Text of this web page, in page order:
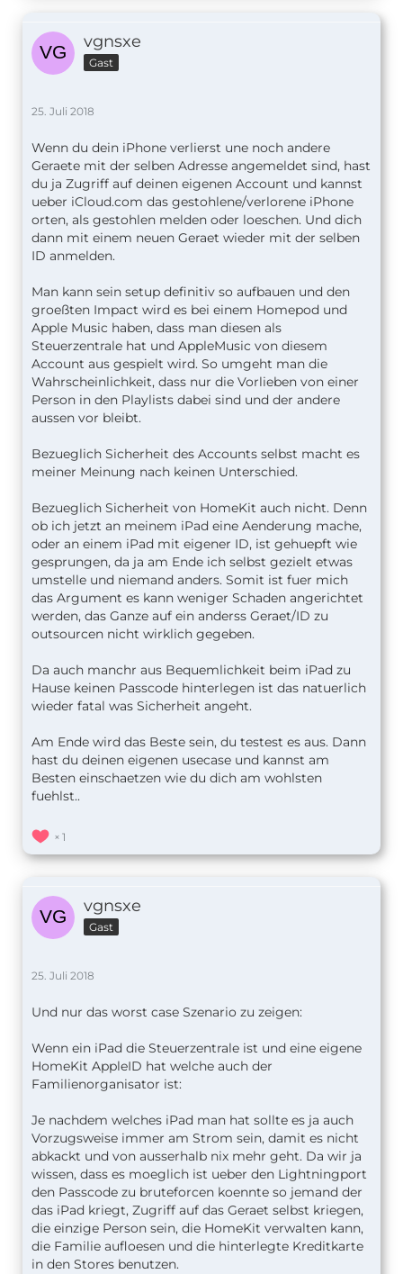
vgnsxe
Gast
25. Juli 2018
Wenn du dein iPhone verlierst une noch andere
Geraete mit der selben Adresse angemeldet sind, hast
du ja Zugriff auf deinen eigenen Account und kannst
ueber iCloud.com das gestohlene/verlorene iPhone
orten, als gestohlen melden oder loeschen. Und dich
dann mit einem neuen Geraet wieder mit der selben
ID anmelden.
Man kann sein setup definitiv so aufbauen und den
groeßten Impact wird es bei einem Homepod und
Apple Music haben, dass man diesen als
Steuerzentrale hat und AppleMusic von diesem
Account aus gespielt wird. So umgeht man die
Wahrscheinlichkeit, dass nur die Vorlieben von einer
Person in den Playlists dabei sind und der andere
aussen vor bleibt.
Bezueglich Sicherheit des Accounts selbst macht es
meiner Meinung nach keinen Unterschied.
Bezueglich Sicherheit von HomeKit auch nicht. Denn
ob ich jetzt an meinem iPad eine Aenderung mache,
oder an einem iPad mit eigener ID, ist gehuepft wie
gesprungen, da ja am Ende ich selbst gezielt etwas
umstelle und niemand anders. Somit ist fuer mich
das Argument es kann weniger Schaden angerichtet
werden, das Ganze auf ein anderss Geraet/ID zu
outsourcen nicht wirklich gegeben.
Da auch manchr aus Bequemlichkeit beim iPad zu
Hause keinen Passcode hinterlegen ist das natuerlich
wieder fatal was Sicherheit angeht.
Am Ende wird das Beste sein, du testest es aus. Dann
hast du deinen eigenen usecase und kannst am
Besten einschaetzen wie du dich am wohlsten
fuehlst..
1
vgnsxe
Gast
25. Juli 2018
Und nur das worst case Szenario zu zeigen:
Wenn ein iPad die Steuerzentrale ist und eine eigene
HomeKit AppleID hat welche auch der
Familienorganisator ist:
Je nachdem welches iPad man hat sollte es ja auch
Vorzugsweise immer am Strom sein, damit es nicht
abkackt und von ausserhalb nix mehr geht. Da wir ja
wissen, dass es moeglich ist ueber den Lightningport
den Passcode zu bruteforcen koennte so jemand der
das iPad kriegt, Zugriff auf das Geraet selbst kriegen,
die einzige Person sein, die HomeKit verwalten kann,
die Familie aufloesen und die hinterlegte Kreditkarte
in den Stores benutzen.